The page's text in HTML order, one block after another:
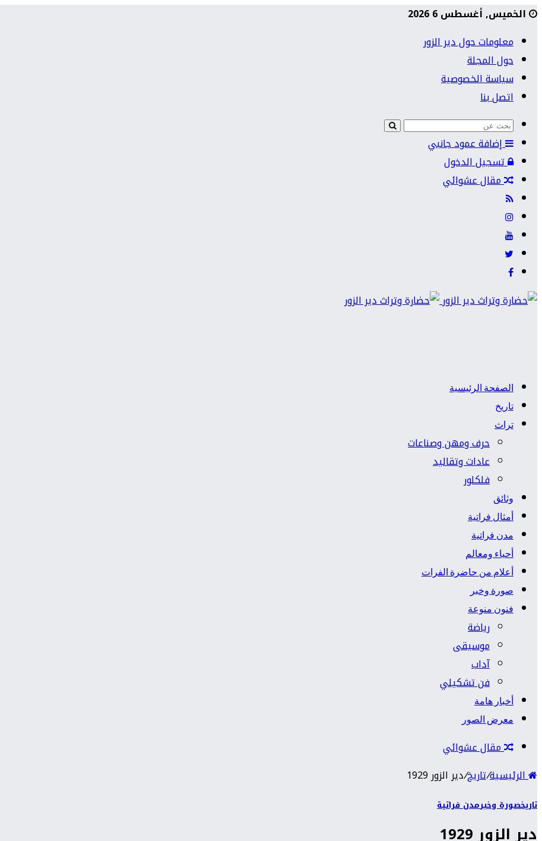
الخميس, أغسطس 6 2026
معلومات حول دير الزور
حول المجلة
سياسة الخصوصية
اتصل بنا
إضافة عمود جانبي
تسجيل الدخول
مقال عشوائي
الصفحة الرئيسية
تاريخ
تراث
حرف ومهن وصناعات
عادات وتقاليد
فلكلور
وثائق
أمثال فراتية
مدن فراتية
أحياء ومعالم
أعلام من حاضرة الفرات
صورة وخبر
فنون منوعة
رياضة
موسيقى
آداب
فن تشكيلي
أخبار هامة
معرض الصور
مقال عشوائي
الرئيسية/تاريخ/دير الزور 1929
تاريخصورة وخبرمدن فراتية
دير الزور 1929